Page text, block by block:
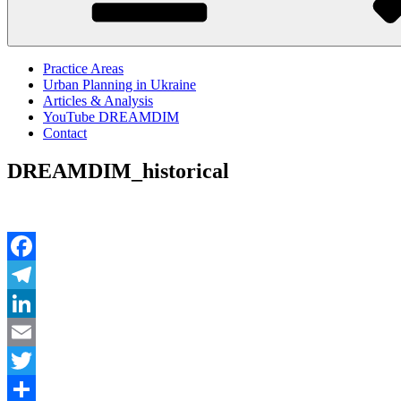
Practice Areas
Urban Planning in Ukraine
Articles & Analysis
YouTube DREAMDIM
Contact
DREAMDIM_historical
Facebook
Telegram
LinkedIn
Email
Twitter